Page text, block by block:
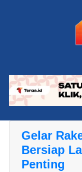
Gelar
Bersiap
Penting